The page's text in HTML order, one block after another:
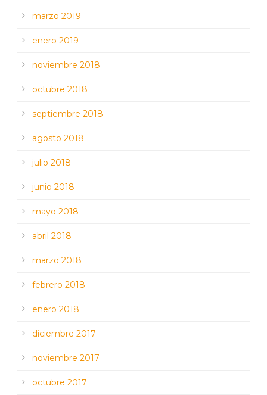
marzo 2019
enero 2019
noviembre 2018
octubre 2018
septiembre 2018
agosto 2018
julio 2018
junio 2018
mayo 2018
abril 2018
marzo 2018
febrero 2018
enero 2018
diciembre 2017
noviembre 2017
octubre 2017